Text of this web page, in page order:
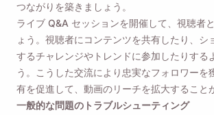
つながりを築きましょう。
ライブ Q&A セッションを開催して、視聴者
ょう。視聴者にコンテンツを共有したり、シ
するチャレンジやトレンドに参加したりする
う。こうした交流により忠実なフォロワーを
有を促進して、動画のリーチを拡大すること
一般的な問題のトラブルシューティング